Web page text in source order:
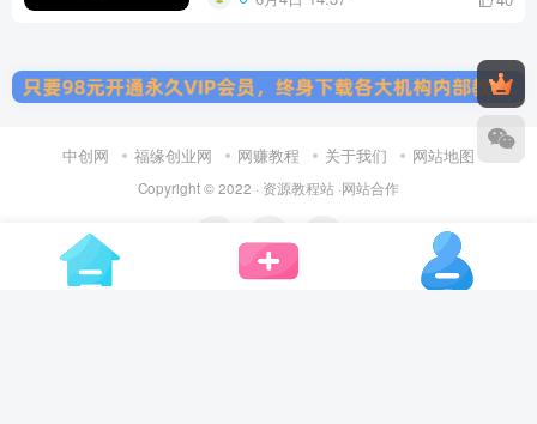
中创网 福缘创业网 网赚教程 关于我们 网站地图
Copyright © 2022 · 资源教程站 ·网站合作